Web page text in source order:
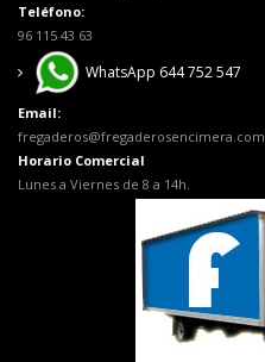
Teléfono:
96 115 43 63
WhatsApp 644 752 547
Email:
fregaderos@fregaderosencimera.com
Horario Comercial
Lunes a Viernes de 8 a 14h.